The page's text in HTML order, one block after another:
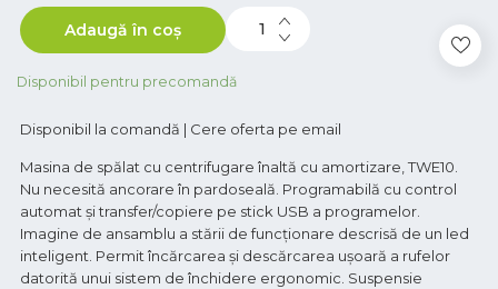
Disponibil pentru precomandă
Adaugă în coș
Disponibil la comandă | Cere oferta pe email
Masina de spălat cu centrifugare înaltă cu amortizare, TWE10.
Nu necesită ancorare în pardoseală. Programabilă cu control
automat și transfer/copiere pe stick USB a programelor.
Imagine de ansamblu a stării de funcționare descrisă de un led
inteligent. Permit încărcarea și descărcarea ușoară a rufelor
datorită unui sistem de închidere ergonomic. Suspensie